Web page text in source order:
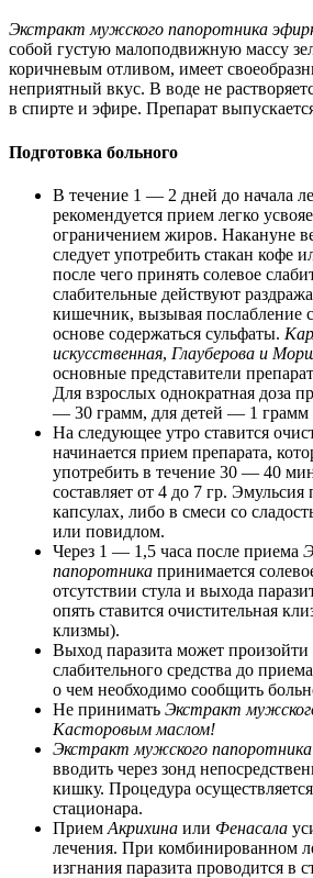
Экстракт мужского папоротника
собой густую малоподвижную массу
коричневым отливом, имеет
неприятный вкус. В воде не
в спирте и эфире. Препарат
Подготовка больного
В течение 1 — 2 дней до начала
рекомендуется прием легко
ограничением жиров. Накануне
следует употребить стакан кофе
после чего принять солевое
слабительные действуют
кишечник, вызывая послабление
основе содержаться сульфаты.
искусственная, Глауберова и
основные представители
Для взрослых однократная доза
— 30 грамм, для детей — 1 грамм
На следующее утро ставится
начинается прием препарата,
употребить в течение 30 — 40
составляет от 4 до 7 гр.
капсулах, либо в смеси со
или повидлом.
Через 1 — 1,5 часа после приема
папоротника принимается
отсутствии стула и выхода
опять ставится очистительная
клизмы).
Выход паразита может произойти
слабительного средства до
о чем необходимо сообщить
Не принимать Экстракт
Касторовым маслом!
Экстракт мужского папоротника
вводить через зонд
кишку. Процедура
стационара.
Прием Акрихина или Фенасала
лечения. При комбинированном
изгнания паразита проводится в